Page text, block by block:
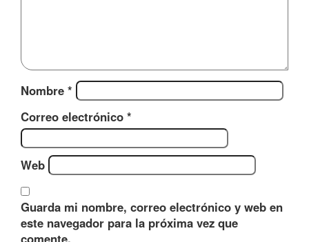
Nombre *
Correo electrónico *
Web
Guarda mi nombre, correo electrónico y web en
este navegador para la próxima vez que
comente.